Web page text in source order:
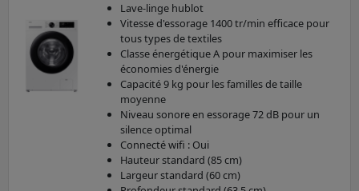
Lave-linge hublot
Vitesse d'essorage 1400 tr/min efficace pour
tous types de textiles
Classe énergétique A pour maximiser les
économies d'énergie
Capacité 9 kg pour les familles de taille
moyenne
Niveau sonore en essorage 72 dB pour un
silence optimal
Connecté wifi : Oui
Hauteur standard (85 cm)
Largeur standard (60 cm)